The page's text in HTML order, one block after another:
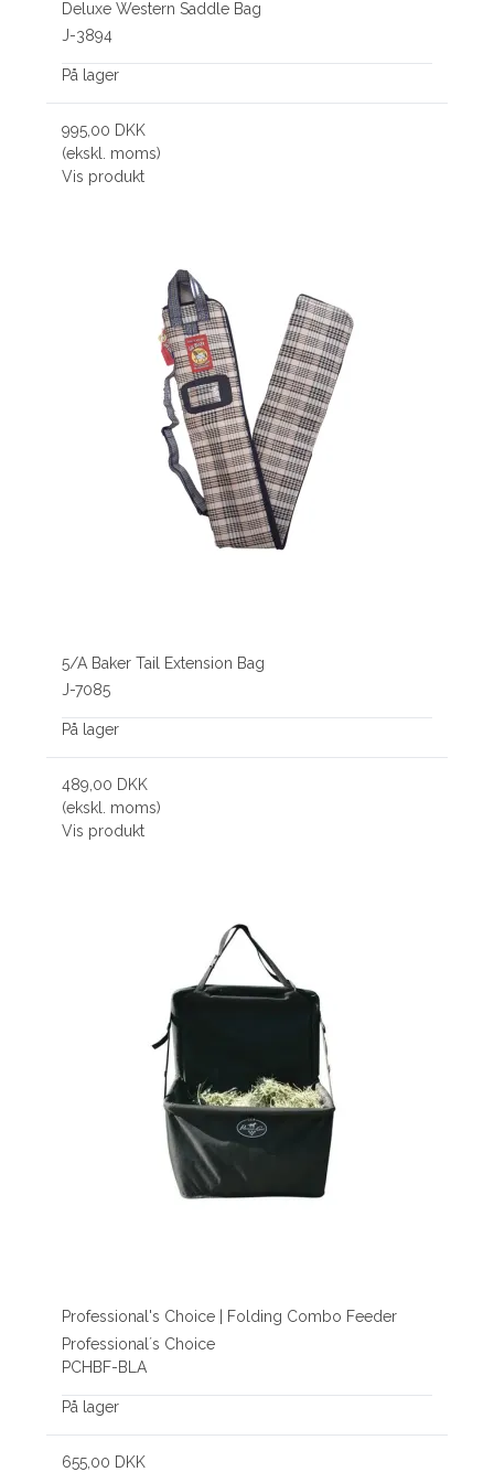
Deluxe Western Saddle Bag
J-3894
På lager
995,00 DKK
(ekskl. moms)
Vis produkt
5/A Baker Tail Extension Bag
J-7085
På lager
489,00 DKK
(ekskl. moms)
Vis produkt
Professional's Choice | Folding Combo Feeder
Professional´s Choice
PCHBF-BLA
På lager
655,00 DKK